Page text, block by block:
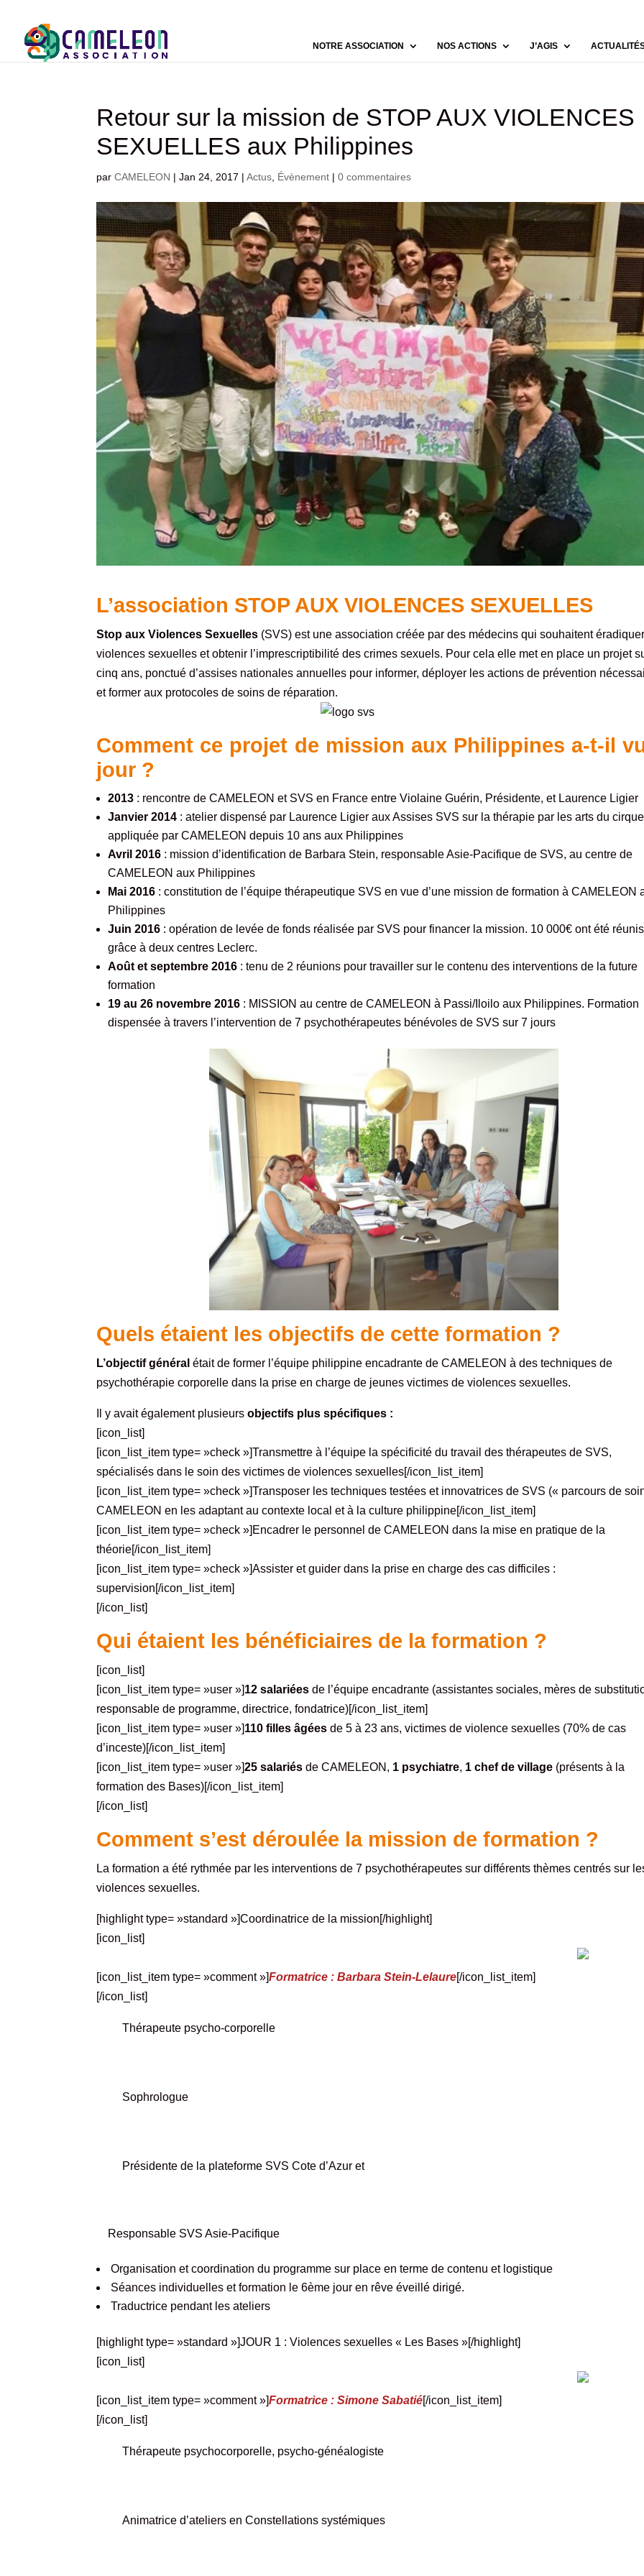
NOTRE ASSOCIATION NOS ACTIONS J’AGIS
Retour sur la mission de STOP AUX VIOLENCES
SEXUELLES aux Philippines
parCAMELEON |Jan 24, 2017 |Actus Évènement |0 commentaires
L’association STOP AUX VIOLENCES SEXUELLES
Stop aux Violences Sexuelles (SVS) est une association créée par des médecins qui souhaitent
violences sexuelles et obtenir l’imprescriptibilité des crimes sexuels. Pour cela elle met en place un projet
cinq ans, ponctué d’assises nationales annuelles pour informer, déployer les actions de prévention
et former aux protocoles de soins de réparation.
Comment ce projet de mission aux Philippines a-t-il
jour ?
2013 : rencontre de CAMELEON et SVS en France entre Violaine Guérin, Présidente, et Laurence Ligier
Janvier 2014 : atelier dispensé par Laurence Ligier aux Assises SVS sur la thérapie par les arts du cirque
appliquée par CAMELEON depuis 10 ans aux Philippines
Avril 2016 : mission d’identification de Barbara Stein, responsable Asie-Pacifique de SVS, au centre de
CAMELEON aux Philippines
Mai 2016 : constitution de l’équipe thérapeutique SVS en vue d’une mission de formation à CAMELEON
Philippines
Juin 2016 : opération de levée de fonds réalisée par SVS pour financer la mission. 10 000€ ont été réunis
grâce à deux centres Leclerc.
Août et septembre 2016 : tenu de 2 réunions pour travailler sur le contenu des interventions de la future
formation
19 au 26 novembre 2016 : MISSION au centre de CAMELEON à Passi/Iloilo aux Philippines. Formation
dispensée à travers l’intervention de 7 psychothérapeutes bénévoles de SVS sur 7 jours
Quels étaient les objectifs de cette formation ?
L’objectif général était de former l’équipe philippine encadrante de CAMELEON à des techniques de
psychothérapie corporelle dans la prise en charge de jeunes victimes de violences sexuelles.
Il y avait également plusieursobjectifs plus spécifiques :
[icon_list]
[icon_list_item type= »check »]Transmettre à l’équipe la spécificité du travail des thérapeutes de SVS,
spécialisés dans le soin des victimes de violences sexuelles[/icon_list_item]
[icon_list_item type= »check »]Transposer les techniques testées et innovatrices de SVS (« parcours de
CAMELEON en les adaptant au contexte local et à la culture philippine[/icon_list_item]
[icon_list_item type= »check »]Encadrer le personnel de CAMELEON dans la mise en pratique de la
théorie[/icon_list_item]
[icon_list_item type= »check »]Assister et guider dans la prise en charge des cas difficiles :
supervision[/icon_list_item]
[/icon_list]
Qui étaient les bénéficiaires de la formation ?
[icon_list]
[icon_list_item type= »user »]12 salariées de l’équipe encadrante (assistantes sociales, mères de
responsable de programme, directrice, fondatrice)[/icon_list_item]
[icon_list_item type= »user »]110 filles âgées de 5 à 23 ans, victimes de violence sexuelles (70% de cas
d’inceste)[/icon_list_item]
[icon_list_item type= »user »]25 salariés de CAMELEON, 1 psychiatre, 1 chef de village (présents à la
formation des Bases)[/icon_list_item]
[/icon_list]
Comment s’est déroulée la mission de formation ?
La formation a été rythmée par les interventions de 7 psychothérapeutes sur différents thèmes centrés sur
violences sexuelles.
[highlight type= »standard »]Coordinatrice de la mission[/highlight]
[icon_list]
[icon_list_item type= »comment »]Formatrice : Barbara Stein-Lelaure[/icon_list_item]
[/icon_list]
Thérapeute psycho-corporelle
Sophrologue
Présidente de la plateforme SVS Cote d’Azur et
Responsable SVS Asie-Pacifique
Organisation et coordination du programme sur place en terme de contenu et logistique
Séances individuelles et formation le 6ème jour en rêve éveillé dirigé.
Traductrice pendant les ateliers
[highlight type= »standard »]JOUR 1 : Violences sexuelles « Les Bases »[/highlight]
[icon_list]
[icon_list_item type= »comment »]Formatrice : Simone Sabatié[/icon_list_item]
[/icon_list]
Thérapeute psychocorporelle, psycho-généalogiste
Animatrice d’ateliers en Constellations systémiques